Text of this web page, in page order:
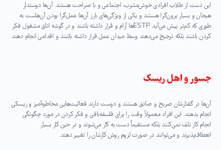
این دست از طلاب افرادی خوش‌مشرب، اجتماعی و با صراحت هستند. آن‌ها دوستدار
هیجان و بسیار برون‌گرا هستند و یکی از ویژگی‌های بارز آن‌ها عمل‌گرا بودن آن‌هاست به
طوری که کم‌تر پیش می‌آید ESTPها آرام و قرار داشته باشند و در گوشه‌ اتاق مشغول فکر
کردن باشند بلکه ترجیح می‌دهند وسط میدان عمل قرار داشته باشند و اقدامی انجام دهند.
جسور و اهل ریسک
آن‌ها در گفتارشان صریح و صادق هستند و دوست دارند فعالیت‌هایی مخاطره‌آمیز و ریسکی
انجام بدهند. این افراد معمولاً وقت را برای فلسفه‌بافی و فکر کردن در مورد چگونگی
انجام کار تلف نمی‌کنند بلکه مستقیماً دست به کار می‌شوند و در حین کار بسیار
انعطاف‌پذیرند و می‌توانند در صورت لزوم روش کارشان را تغییر دهند.